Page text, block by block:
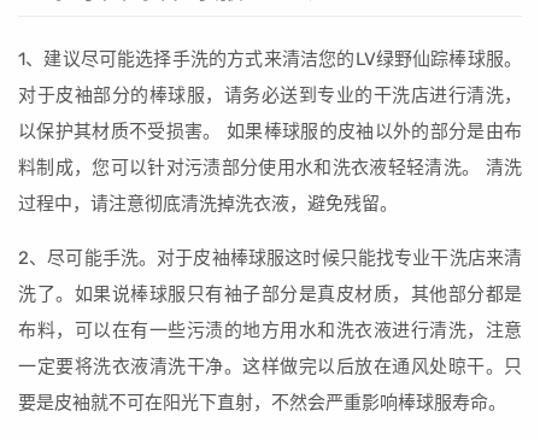
1、建议尽可能选择手洗的方式来清洁您的LV绿野仙踪棒球服。
对于皮袖部分的棒球服，请务必送到专业的干洗店进行清洗，
以保护其材质不受损害。 如果棒球服的皮袖以外的部分是由布
料制成，您可以针对污渍部分使用水和洗衣液轻轻清洗。 清洗
过程中，请注意彻底清洗掉洗衣液，避免残留。
2、尽可能手洗。对于皮袖棒球服这时候只能找专业干洗店来清
洗了。如果说棒球服只有袖子部分是真皮材质，其他部分都是
布料，可以在有一些污渍的地方用水和洗衣液进行清洗，注意
一定要将洗衣液清洗干净。这样做完以后放在通风处晾干。只
要是皮袖就不可在阳光下直射，不然会严重影响棒球服寿命。